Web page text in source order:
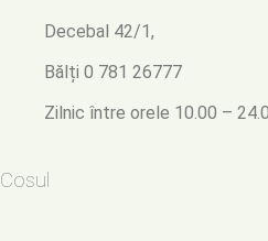
Decebal 42/1,
Bălți 0 781 26777
Zilnic între orele 10.00 –
Cosul